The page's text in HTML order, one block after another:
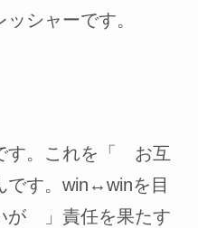
シャーです。
す。これを「 お互
す。win↔winを目
が 」責任を果たす